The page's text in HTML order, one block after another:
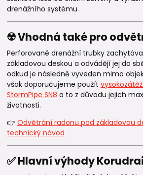
drenážního systému.
☢️ Vhodná také pro
Perforované drenážní trubky
základovou deskou a odvádějí jej do
odkud je následně vyveden mimo
však doporučujeme použít
StormPipe SN8 a to z důvodu jejich
životnosti.
👉 Odvětrání radonu pod základovou
technický návod
✅ Hlavní výhody